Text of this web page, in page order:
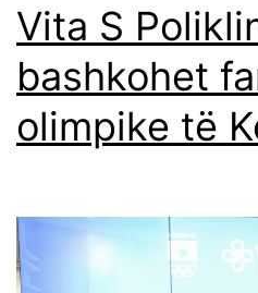
Vita S
bashkohet
olimpike të